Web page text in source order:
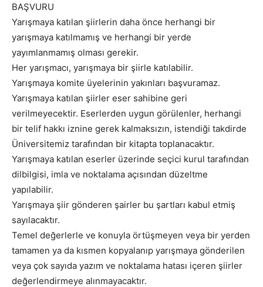
BAŞVURU
Yarışmaya katılan şiirlerin daha önce herhangi bir
yarışmaya katılmamış ve herhangi bir yerde
yayımlanmamış olması gerekir.
Her yarışmacı, yarışmaya bir şiirle katılabilir.
Yarışmaya komite üyelerinin yakınları başvuramaz.
Yarışmaya katılan şiirler eser sahibine geri
verilmeyecektir. Eserlerden uygun görülenler, herhangi
bir telif hakkı iznine gerek kalmaksızın, istendiği takdirde
Üniversitemiz tarafından bir kitapta toplanacaktır.
Yarışmaya katılan eserler üzerinde seçici kurul tarafından
dilbilgisi, imla ve noktalama açısından düzeltme
yapılabilir.
Yarışmaya şiir gönderen şairler bu şartları kabul etmiş
sayılacaktır.
Temel değerlerle ve konuyla örtüşmeyen veya bir yerden
tamamen ya da kısmen kopyalanıp yarışmaya gönderilen
veya çok sayıda yazım ve noktalama hatası içeren şiirler
değerlendirmeye alınmayacaktır.